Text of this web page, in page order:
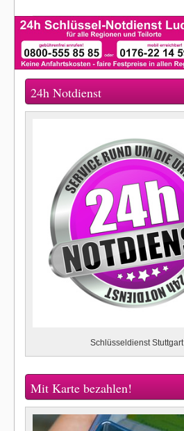
24h Notdienst
Schlüsseldienst Stuttgart
Mit Karte bezahlen!